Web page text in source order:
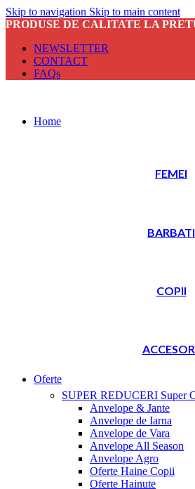
Skip to navigation Skip to main content
PRODUSE DE CALITATE LA
NEWSLETTER
CONTACT
FAQs
Home
FEMEI
BARBATI
COPII
Oferte
SUPER REDUCERI Super
Anvelope & Jante
Anvelope de Iarna
Anvelope de Vara
Anvelope All Season
Anvelope Agro
Oferte Haine Copii
Oferte Hainute